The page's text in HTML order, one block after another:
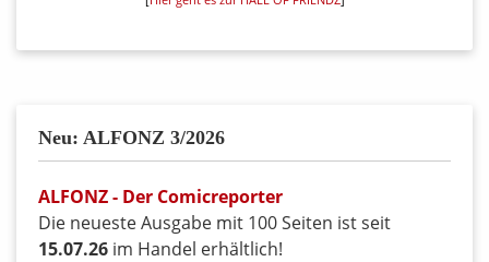
Neu: ALFONZ 3/2026
ALFONZ - Der Comicreporter
Die neueste Ausgabe mit 100 Seiten ist seit
15.07.26 im Handel erhältlich!